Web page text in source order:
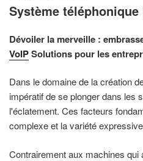
LE
Système téléphonique
Dévoiler la merveille :
VoIPSolutions pour les
Dans le domaine de la création
impératif de se plonger dans les
l'éclatement. Ces facteurs
complexe et la variété
Contrairement aux machines qui